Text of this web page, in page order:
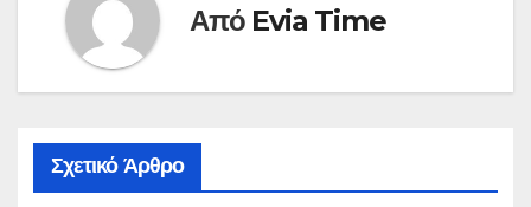
Από Evia Time
Σχετικό Άρθρο